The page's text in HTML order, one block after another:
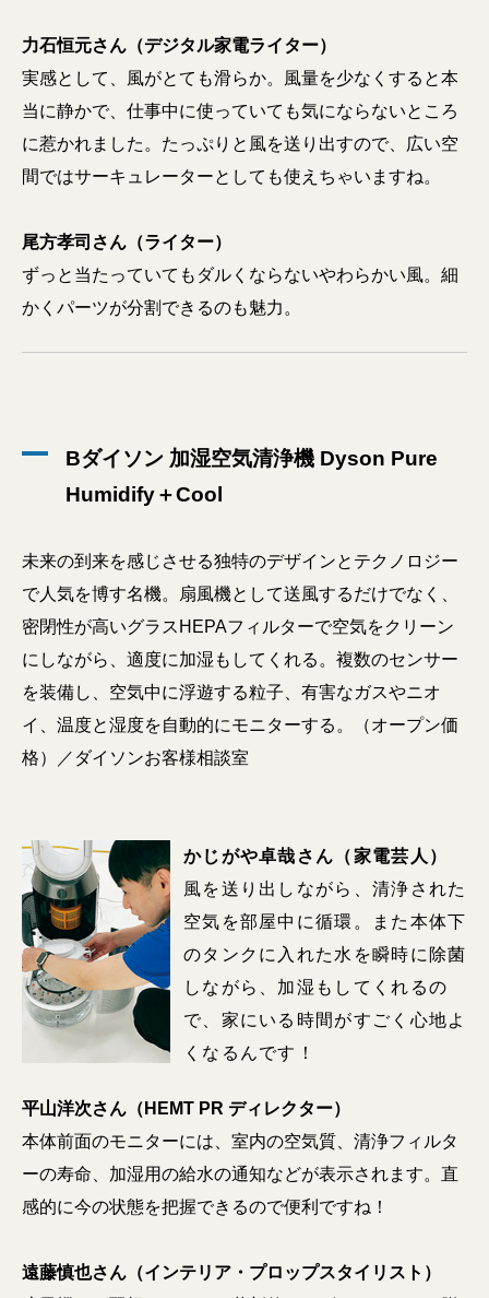
力石恒元さん（デジタル家電ライター）
実感として、風がとても滑らか。風量を少なくすると本
当に静かで、仕事中に使っていても気にならないところ
に惹かれました。たっぷりと風を送り出すので、広い空
間ではサーキュレーターとしても使えちゃいますね。
尾方孝司さん（ライター）
ずっと当たっていてもダルくならないやわらかい風。細
かくパーツが分割できるのも魅力。
Bダイソン 加湿空気清浄機 Dyson Pure
Humidify＋Cool
未来の到来を感じさせる独特のデザインとテクノロジー
で人気を博す名機。扇風機として送風するだけでなく、
密閉性が高いグラスHEPAフィルターで空気をクリーン
にしながら、適度に加湿もしてくれる。複数のセンサー
を装備し、空気中に浮遊する粒子、有害なガスやニオ
イ、温度と湿度を自動的にモニターする。（オープン価
格）／ダイソンお客様相談室
かじがや卓哉さん（家電芸人）
風を送り出しながら、清浄された
空気を部屋中に循環。また本体下
のタンクに入れた水を瞬時に除菌
しながら、加湿もしてくれるの
で、家にいる時間がすごく心地よ
くなるんです！
平山洋次さん（HEMT PR ディレクター）
本体前面のモニターには、室内の空気質、清浄フィルタ
ーの寿命、加湿用の給水の通知などが表示されます。直
感的に今の状態を把握できるので便利ですね！
遠藤慎也さん（インテリア・プロップスタイリスト）